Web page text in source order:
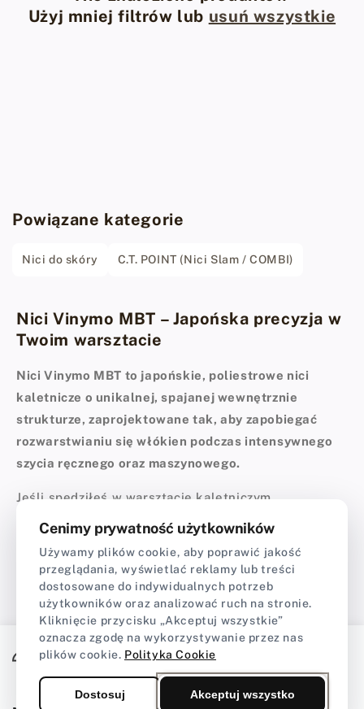
Użyj mniej filtrów lub usuń wszystkie
Powiązane kategorie
Nici do skóry C.T. POINT (Nici Slam / COMBI)
Nici Vinymo MBT – Japońska precyzja w
Twoim warsztacie
Nici Vinymo MBT to japońskie, poliestrowe nici
kaletnicze o unikalnej, spajanej wewnętrznie
strukturze, zaprojektowane tak, aby zapobiegać
rozwarstwianiu się włókien podczas intensywnego
szycia ręcznego oraz maszynowego.
Jeśli spędziłeś w warsztacie kaletniczym
wystarczająco dużo czasu, z pewnością znasz ten
połowie długiego szwu. Nici Vinymo MBT powstały
po to, aby ten problem całkowicie wyeliminować.
Choć w nazwie posiadają skrót MBT (Machine
Bonded Thread), co sugeruje ich pierwotne
przeznaczenie do pracy maszynowej, bardzo szybko
podbiły serca rzemieślników wykonujących
tradycyjny ścieg ręczny. W ofercie sklepu CraftPoint
Pokaż więcej
Cenimy prywatność użytkowników
Używamy plików cookie, aby poprawić jakość
przeglądania, wyświetlać reklamy lub treści
dostosowane do indywidualnych potrzeb
użytkowników oraz analizować ruch na stronie.
Kliknięcie przycisku „Akceptuj wszystkie”
oznacza zgodę na wykorzystywanie przez nas
plików cookie. Polityka Cookie
Dostosuj Akceptuj wszystko